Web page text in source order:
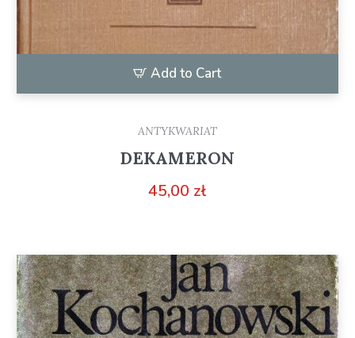
Add to Cart
ANTYKWARIAT
DEKAMERON
45,00 zł